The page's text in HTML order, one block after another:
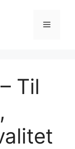
Menu
Til